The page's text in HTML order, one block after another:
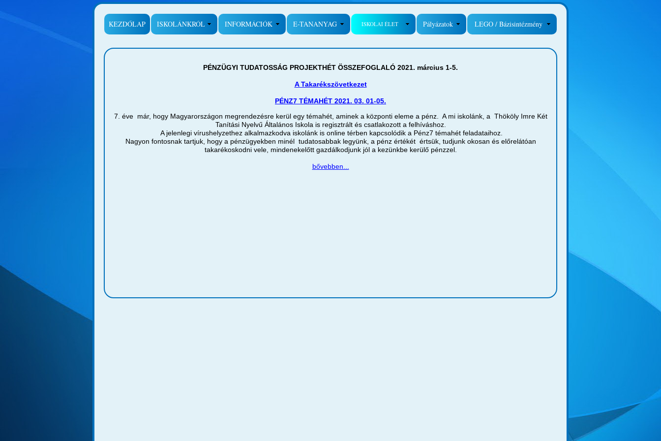
KEZDŐLAP ISKOLÁNKRÓL INFORMÁCIÓK E-TANANYAG ISKOLAI ÉLET Pályázatok LEGO / Bázisintézmény
PÉNZÜGYI TUDATOSSÁG PROJEKTHÉT ÖSSZEFOGLALÓ 2021. március 1-5.
A Takarékszövetkezet
PÉNZ7 TÉMAHÉT 2021. 03. 01-05.
7. éve már, hogy Magyarországon megrendezésre kerül egy témahét, aminek a központi eleme a pénz. A mi iskolánk, a Thököly Imre Két
Tanítási Nyelvű Általános Iskola is regisztrált és csatlakozott a felhíváshoz.
A jelenlegi vírushelyzethez alkalmazkodva iskolánk is online térben kapcsolódik a Pénz7 témahét feladataihoz.
Nagyon fontosnak tartjuk, hogy a pénzügyekben minél tudatosabbak legyünk, a pénz értékét értsük, tudjunk okosan és előrelátóan
takarékoskodni vele, mindenekelőtt gazdálkodjunk jól a kezünkbe kerülő pénzzel.
bővebben...